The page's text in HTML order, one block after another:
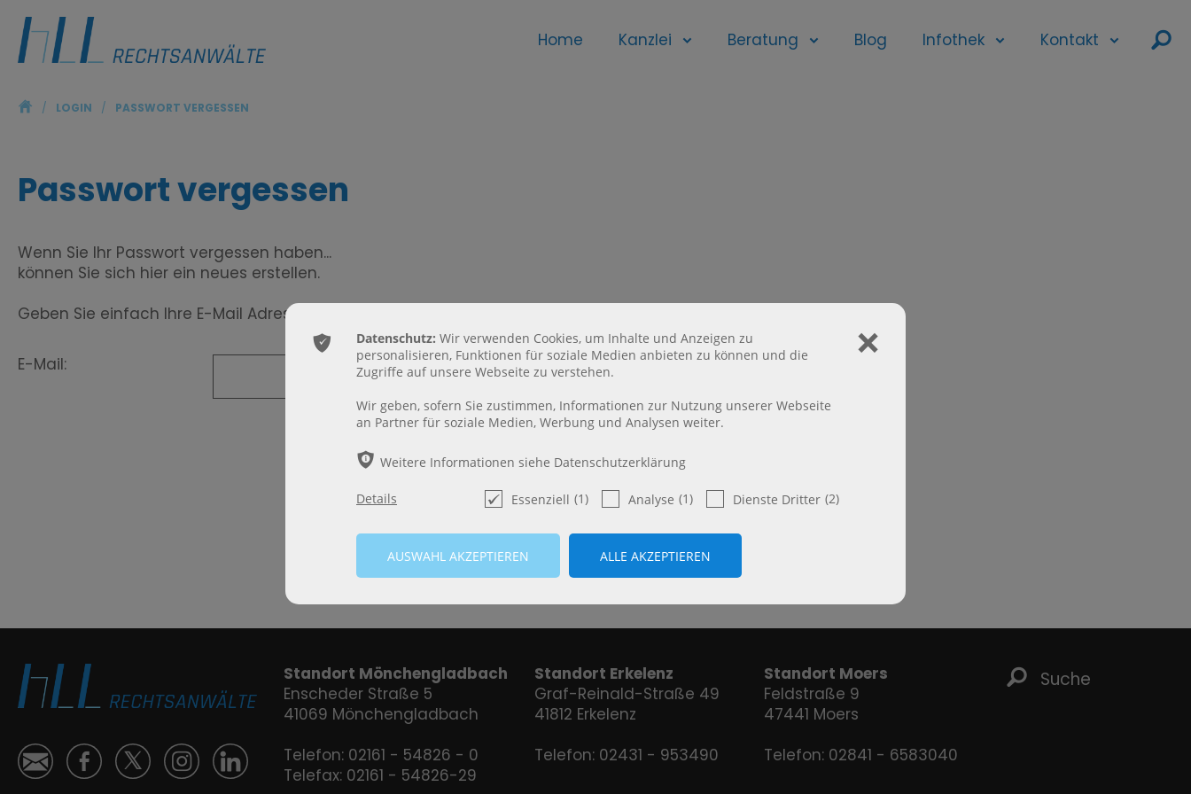
Home Kanzlei Beratung Blog Infothek Kontakt ř
ŷ / LOGIN / PASSWORT VERGESSEN
Passwort vergessen
Wenn Sie Ihr Passwort vergessen haben...
können Sie sich hier ein neues erstellen.
Geben Sie einfach Ihre E-Mail Adresse an, Sie erhalten dann umgehend eine E-Mail von uns.
E-Mail:
Ś ă  Ⱥ ɐ
Standort Mönchengladbach
Enscheder Straße 5
41069 Mönchengladbach
Telefon: 02161 - 54826 - 0
Telefax: 02161 - 54826-29
Standort Erkelenz
Graf-Reinald-Straße 49
41812 Erkelenz
Telefon: 02431 - 953490
Standort Moers
Feldstraße 9
47441 Moers
Telefon: 02841 - 6583040
ř Suche
ı
ͳ Datenschutz: Wir verwenden Cookies, um Inhalte und Anzeigen zu
personalisieren, Funktionen für soziale Medien anbieten zu können und die
Zugriffe auf unsere Webseite zu verstehen.
Wir geben, sofern Sie zustimmen, Informationen zur Nutzung unserer Webseite
an Partner für soziale Medien, Werbung und Analysen weiter.
ѣ Weitere Informationen siehe Datenschutzerklärung
Details Essenziell (1) Analyse (1) Dienste Dritter (2)